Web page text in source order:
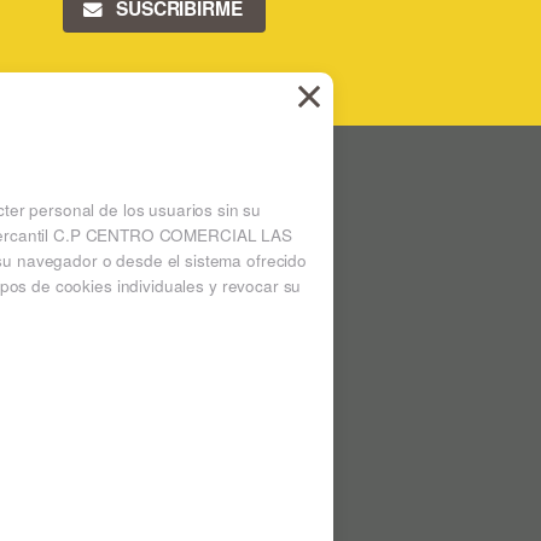
SUSCRIBIRME
personal de los usuarios sin su
C.P CENTRO COMERCIAL LAS
navegador o desde el sistema ofrecido
de cookies individuales y revocar su